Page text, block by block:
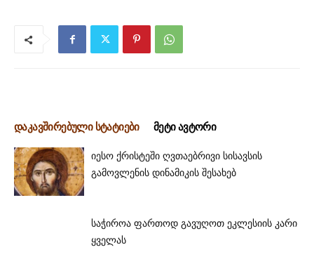
დაკავშირებული სტატიები მეტი ავტორი
იესო ქრისტეში ღვთაებრივი სისავსის
გამოვლენის დინამიკის შესახებ
საჭიროა ფართოდ გავუღოთ ეკლესიის კარი
ყველას